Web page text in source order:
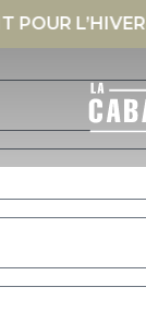
L’HIVER ?